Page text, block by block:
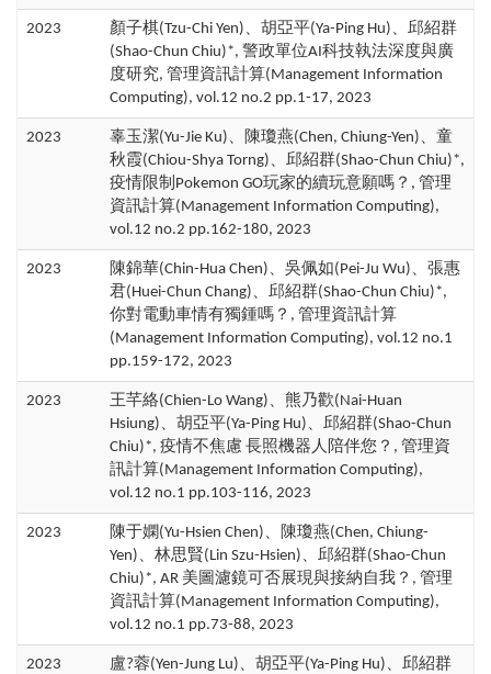
2023
顏子棋(Tzu-Chi Yen)、胡亞平(Ya-Ping Hu)、邱紹群
(Shao-Chun Chiu)*, 警政單位AI科技執法深度與廣
度研究, 管理資訊計算(Management Information
Computing), vol.12 no.2 pp.1-17, 2023
2023
辜玉潔(Yu-Jie Ku)、陳瓊燕(Chen, Chiung-Yen)、童
秋霞(Chiou-Shya Torng)、邱紹群(Shao-Chun Chiu)*,
疫情限制Pokemon GO玩家的續玩意願嗎？, 管理
資訊計算(Management Information Computing),
vol.12 no.2 pp.162-180, 2023
2023
陳錦華(Chin-Hua Chen)、吳佩如(Pei-Ju Wu)、張惠
君(Huei-Chun Chang)、邱紹群(Shao-Chun Chiu)*,
你對電動車情有獨鍾嗎？, 管理資訊計算
(Management Information Computing), vol.12 no.1
pp.159-172, 2023
2023
王芊絡(Chien-Lo Wang)、熊乃歡(Nai-Huan
Hsiung)、胡亞平(Ya-Ping Hu)、邱紹群(Shao-Chun
Chiu)*, 疫情不焦慮 長照機器人陪伴您？, 管理資
訊計算(Management Information Computing),
vol.12 no.1 pp.103-116, 2023
2023
陳于嫻(Yu-Hsien Chen)、陳瓊燕(Chen, Chiung-
Yen)、林思賢(Lin Szu-Hsien)、邱紹群(Shao-Chun
Chiu)*, AR 美圖濾鏡可否展現與接納自我？, 管理
資訊計算(Management Information Computing),
vol.12 no.1 pp.73-88, 2023
2023
盧?蓉(Yen-Jung Lu)、胡亞平(Ya-Ping Hu)、邱紹群